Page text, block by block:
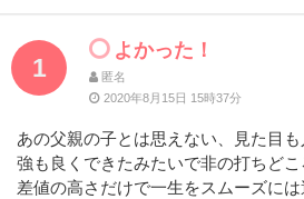
1
よかった！
匿名
2020年8月15日 15時37分
あの父親の子とは思えない、見た目
強も良くできたみたいで非の打ちど
差値の高さだけで一生をスムーズに